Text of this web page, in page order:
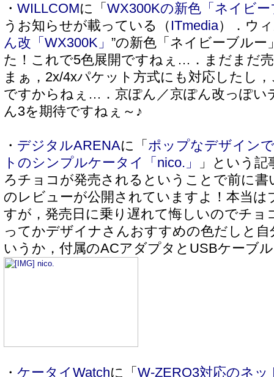
・WILLCOMに「WX300Kの新色「ネイビ
うお知らせが載っている（ ITmedia）．ウ
ん改「WX300K」”の新色「ネイビーブル
た！これで5色展開ですねぇ…．まだまだ
まぁ，2x/4xパケット方式にも対応したし
ですからねぇ…．京ぽん／京ぽん改っぽい
ん3を期待ですねぇ～♪
・ デジタルARENAに「 ポップなデザイン
トのシンプルケータイ「nico.」
」という
ろチョコが発売されるということで前に書
のレビューが公開されていますよ！本当
すが，発売日に乗り遅れて悔しいのでチョ
ってかデザイナさんおすすめの色だしと
いうか，付属のACアダプタとUSBケーブ
・ケータイWatchに「W-ZERO3対応のネ